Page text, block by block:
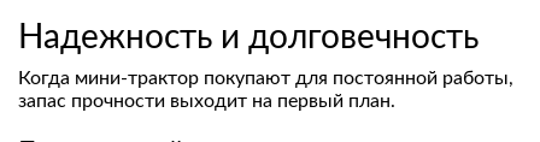
Надежность и долговечность
Когда мини-трактор покупают для постоянной работы,
запас прочности выходит на первый план.